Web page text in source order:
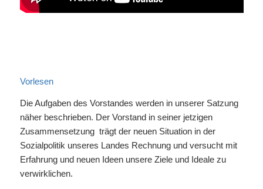
Vorlesen
Die Aufgaben des Vorstandes werden in unserer Satzung
näher beschrieben. Der Vorstand in seiner jetzigen
Zusammensetzung trägt der neuen Situation in der
Sozialpolitik unseres Landes Rechnung und versucht mit
Erfahrung und neuen Ideen unsere Ziele und Ideale zu
verwirklichen.